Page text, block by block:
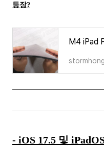
등장?
- iOS 17.5 및